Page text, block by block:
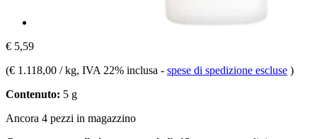
€ 5,59
(€ 1.118,00 / kg, IVA 22% inclusa - spese di spedizione escluse )
Contenuto: 5 g
Ancora 4 pezzi in magazzino